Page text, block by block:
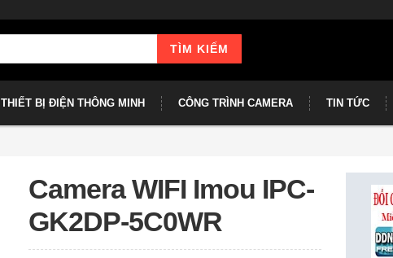
TÌM KIẾM
THIẾT BỊ ĐIỆN THÔNG MINH CÔNG TRÌNH CAMERA TIN TỨC
Camera WIFI Imou IPC-
GK2DP-5C0WR